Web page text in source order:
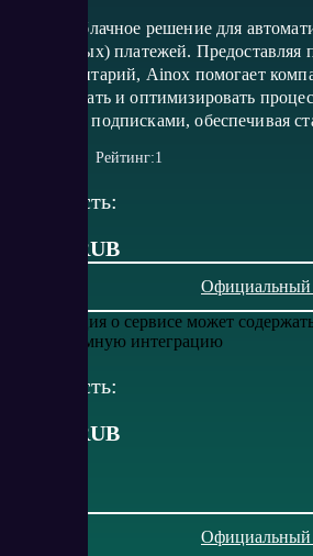
Ainox – облачное решение для
(регулярных) платежей. Предоставляя
инструментарий, Ainox помогает
организовать и оптимизировать
платными подписками, обеспечивая
Рейтинг:1
Стоимость:
от 990 RUB
Официальный
Информация о сервисе может
или рекламную интеграцию
Стоимость:
RUB
Официальный